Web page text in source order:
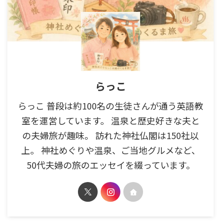
らっこ
らっこ 普段は約100名の生徒さんが通う英語教
室を運営しています。 温泉と歴史好きな夫と
の夫婦旅が趣味。 訪れた神社仏閣は150社以
上。 神社めぐりや温泉、ご当地グルメなど、
50代夫婦の旅のエッセイを綴っています。